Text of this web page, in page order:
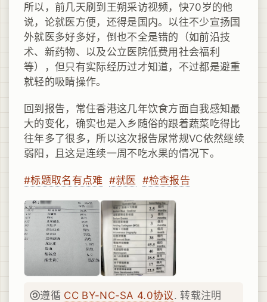
所以，前几天刷到王朔采访视频，快70岁的他
说，论就医方便，还得是国内。以往不少宣扬国
外就医多好多好，倒也不全是错的（如前沿技
术、新药物、以及公立医院低费用社会福利
等），但只有实际经历过才知道，不过都是避重
就轻的吸睛操作。
回到报告，常住香港这几年饮食方面自我感知最
大的变化，确实也是入乡随俗的跟着蔬菜吃得比
往年多了很多，所以这次报告尿常规VC依然继续
弱阳，且这是连续一周不吃水果的情况下。
#标题取名有点难 #就医 #检查报告
遵循 CC BY-NC-SA 4.0协议. 转载注明